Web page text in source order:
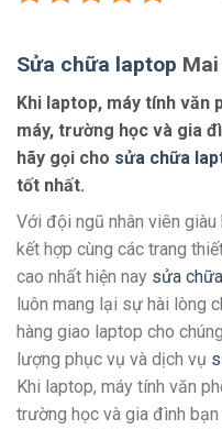
Sửa chữa laptop
Khi laptop, máy tính văn
máy, trường học và gia
hãy gọi cho sửa chữa
tốt nhất.
Với đội ngũ nhân viên giàu
kết hợp cùng các trang
cao nhất hiện nay sửa
luôn mang lại sự hài lòng
hàng giao laptop cho
lượng phục vụ và dịch vụ
Khi laptop, máy tính văn
trường học và gia đình